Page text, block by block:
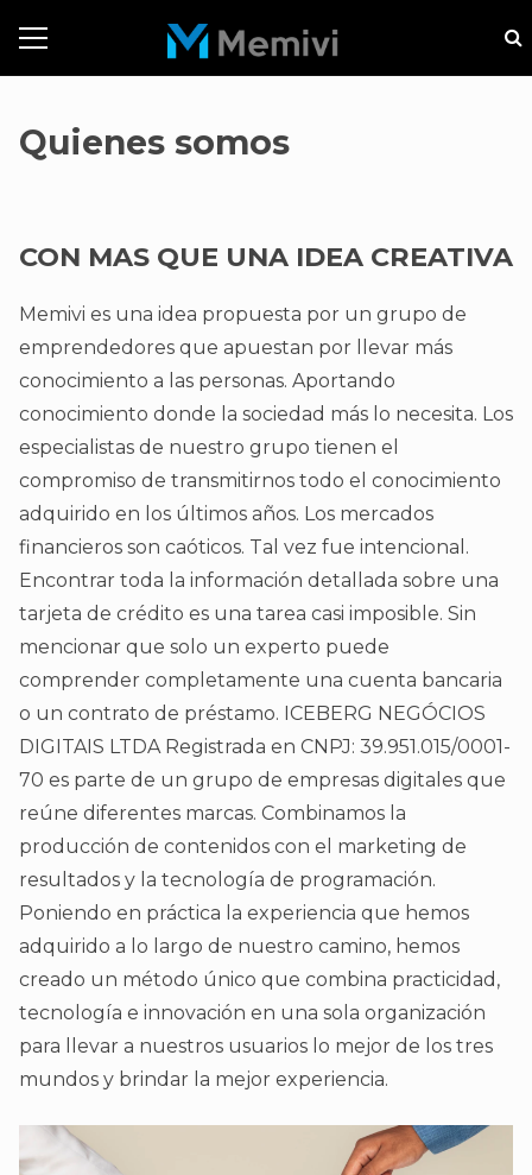
Quienes somos
CON MAS QUE UNA IDEA CREATIVA
Memivi es una idea propuesta por un grupo de
emprendedores que apuestan por llevar más
conocimiento a las personas. Aportando
conocimiento donde la sociedad más lo necesita. Los
especialistas de nuestro grupo tienen el
compromiso de transmitirnos todo el conocimiento
adquirido en los últimos años. Los mercados
financieros son caóticos. Tal vez fue intencional.
Encontrar toda la información detallada sobre una
tarjeta de crédito es una tarea casi imposible. Sin
mencionar que solo un experto puede
comprender completamente una cuenta bancaria
o un contrato de préstamo. ICEBERG NEGÓCIOS
DIGITAIS LTDA Registrada en CNPJ: 39.951.015/0001-
70 es parte de un grupo de empresas digitales que
reúne diferentes marcas. Combinamos la
producción de contenidos con el marketing de
resultados y la tecnología de programación.
Poniendo en práctica la experiencia que hemos
adquirido a lo largo de nuestro camino, hemos
creado un método único que combina practicidad,
tecnología e innovación en una sola organización
para llevar a nuestros usuarios lo mejor de los tres
mundos y brindar la mejor experiencia.